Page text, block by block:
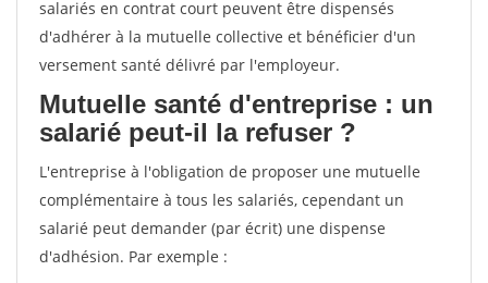
salariés en contrat court peuvent être dispensés
d'adhérer à la mutuelle collective et bénéficier d'un
versement santé délivré par l'employeur.
Mutuelle santé d'entreprise : un
salarié peut-il la refuser ?
L'entreprise à l'obligation de proposer une mutuelle
complémentaire à tous les salariés, cependant un
salarié peut demander (par écrit) une dispense
d'adhésion. Par exemple :